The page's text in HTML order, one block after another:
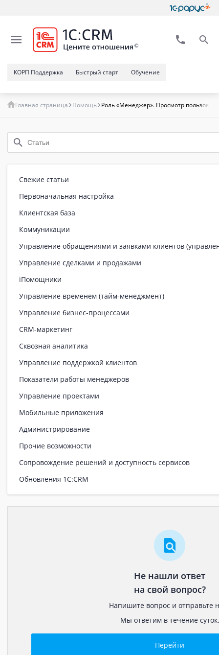
Обучение
Быстрый старт
КОРП Поддержка
Главная страница Помощь Роль «Менеджер». Просмотр
Свежие статьи
Первоначальная настройка
Клиентская база
Коммуникации
Управление обращениями и заявками клиентов
Управление сделками и продажами
iПомощники
Управление временем (тайм-менеджмент)
Управление бизнес-процессами
CRM-маркетинг
Сквозная аналитика
Управление поддержкой клиентов
Показатели работы менеджеров
Управление проектами
Мобильные приложения
Администрирование
Прочие возможности
Сопровождение решений и доступность сервисов
Обновления 1С:CRM
Не нашли ответ
на свой вопрос?
Напишите вопрос и отправьте
Мы ответим в течение суток.
Перейти